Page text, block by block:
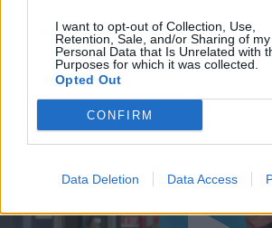
I want to opt-out of Collection, Use,
Retention, Sale, and/or Sharing of my
Personal Data that Is Unrelated with
Purposes for which it was collected.
Opted Out
CONFIRM
Data Deletion Data Access